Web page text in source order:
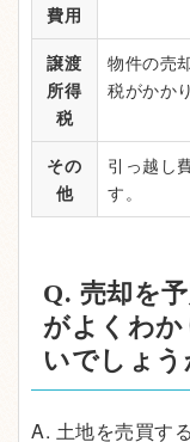
費用
譲渡
所得
税
物件の売
税がかか
その
他
引っ越し
す。
Q. 売却を
がよくわ
いでしょう
A. 土地を売買す